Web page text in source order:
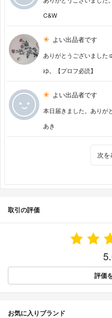
C&W
よい出品者です
ありがとうございました
ゆ。【プロフ必読】
よい出品者です
本日届きました。ありが
あき
次を
取引の評価
評価
お気に入りブランド